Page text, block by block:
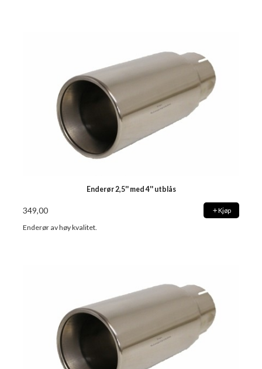
Enderør 2,5'' med 4'' utblås
349,00 Kjøp
Enderør av høy kvalitet.